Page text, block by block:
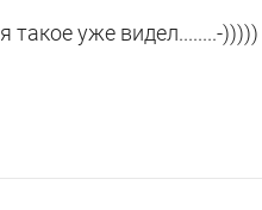
такое уже видел........-)))))